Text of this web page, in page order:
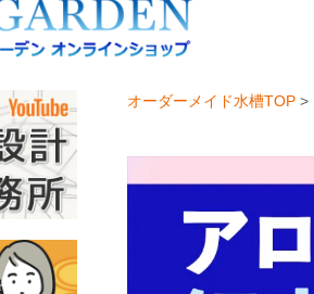
オーダーメイド水槽TOP >